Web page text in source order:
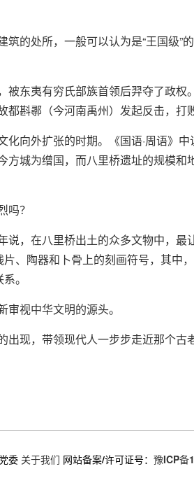
的处所，一般可以认为是“王国级”
被东夷有穷氏部族首领后羿夺了政
斟鄩（今河南禹州）发起反击，打
向外扩张的时期。《国语·周语》
城为缯国，而八里桥遗址的规模
吗？
，在八里桥出土的众多文物中，
、陶器和卜骨上的刻画符号，其中
。
视中华文明的源头。
现，带领现代人一步步走近那个
委 关于我们 网站备案/许可证号： 豫ICP备